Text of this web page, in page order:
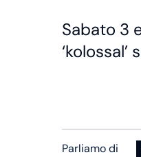
Sabato 3
Parliamo di